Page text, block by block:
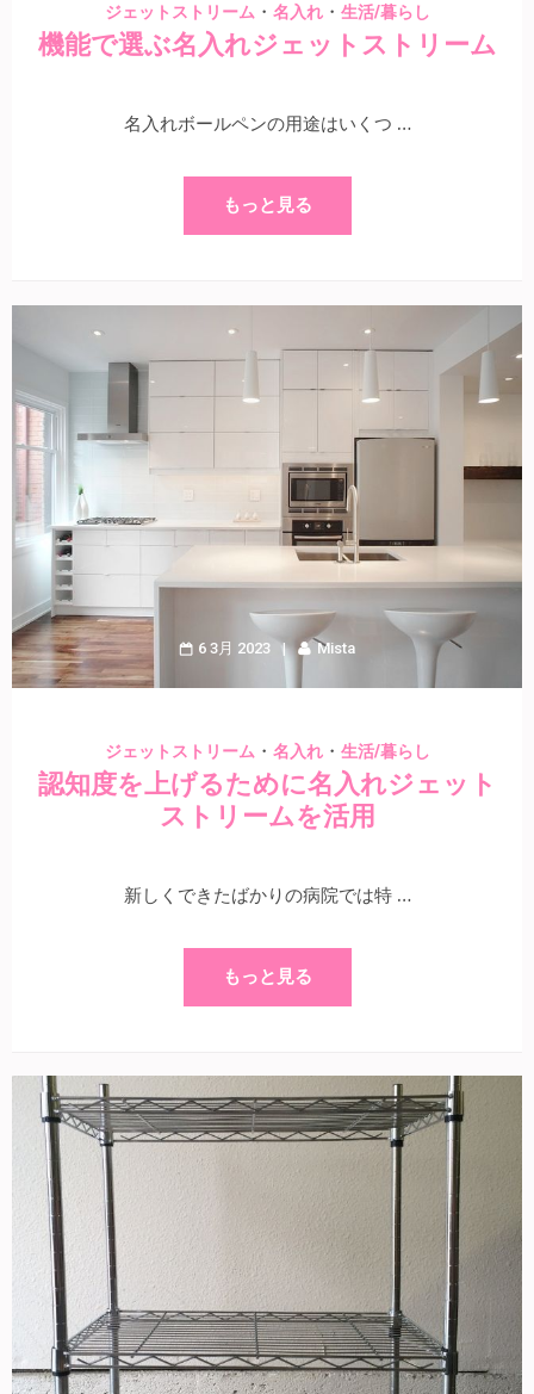
ジェットストリーム・ 名入れ・ 生活/暮らし
機能で選ぶ名入れジェットストリーム
名入れボールペンの用途はいくつ …
もっと見る
6 3月 2023 Mista
ジェットストリーム・ 名入れ・ 生活/暮らし
認知度を上げるために名入れジェット
ストリームを活用
新しくできたばかりの病院では特 …
もっと見る